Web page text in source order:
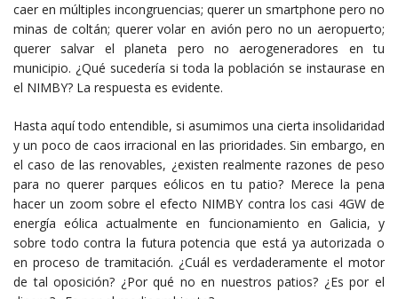
caer en múltiples incongruencias; querer un smartphone pero no
minas de coltán; querer volar en avión pero no un aeropuerto;
querer salvar el planeta pero no aerogeneradores en tu
municipio. ¿Qué sucedería si toda la población se instaurase en
el NIMBY? La respuesta es evidente.
Hasta aquí todo entendible, si asumimos una cierta insolidaridad
y un poco de caos irracional en las prioridades. Sin embargo, en
el caso de las renovables, ¿existen realmente razones de peso
para no querer parques eólicos en tu patio? Merece la pena
hacer un zoom sobre el efecto NIMBY contra los casi 4GW de
energía eólica actualmente en funcionamiento en Galicia, y
sobre todo contra la futura potencia que está ya autorizada o
en proceso de tramitación. ¿Cuál es verdaderamente el motor
de tal oposición? ¿Por qué no en nuestros patios? ¿Es por el